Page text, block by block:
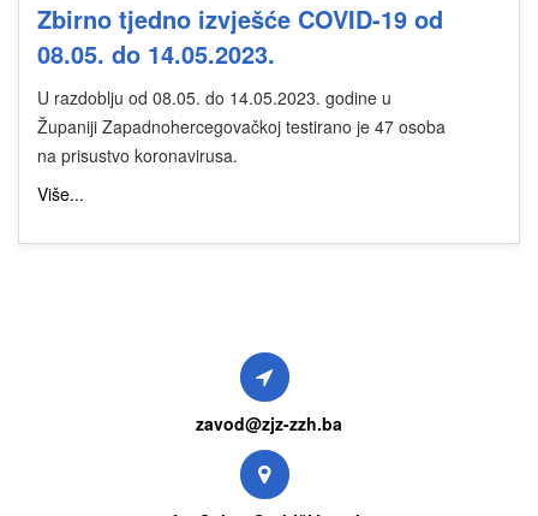
Zbirno tjedno izvješće COVID-19 od
08.05. do 14.05.2023.
U razdoblju od 08.05. do 14.05.2023. godine u
Županiji Zapadnohercegovačkoj testirano je 47 osoba
na prisustvo koronavirusa.
Više...
zavod@zjz-zzh.ba